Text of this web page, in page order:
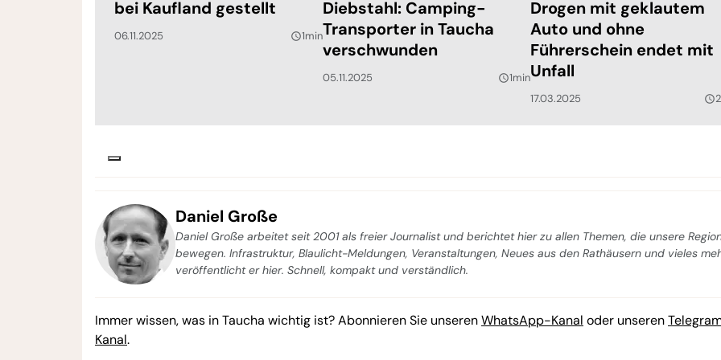
bei Kaufland gestellt
06.11.2025 query_builder1min
Diebstahl: Camping-
Transporter in Taucha
verschwunden
05.11.2025 query_builder1min
Drogen mit geklautem
Auto und ohne
Führerschein endet mit
Unfall
17.03.2025 query_builder
Daniel Große
Daniel Große arbeitet seit 2001 als freier Journalist und berichtet hier zu allen Themen, die unsere
bewegen. Infrastruktur, Blaulicht-Meldungen, Veranstaltungen, Neues aus den Rathäusern und vieles
veröffentlicht er hier. Schnell, kompakt und verständlich.
Immer wissen, was in Taucha wichtig ist? Abonnieren Sie unserenWhatsApp-Kanal oder unseren
Kanal.